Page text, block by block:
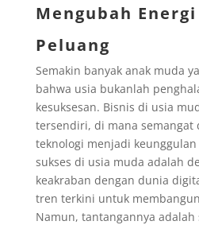
Mengubah
Peluang
Semakin banyak anak muda
bahwa usia bukanlah
kesuksesan. Bisnis di usia
tersendiri, di mana semangat
teknologi menjadi
sukses di usia muda adalah
keakraban dengan dunia
tren terkini untuk
Namun, tantangannya